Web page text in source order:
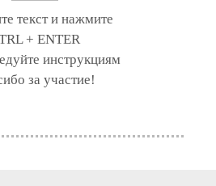
текст и нажмите
+ ENTER
инструкциям
за участие!